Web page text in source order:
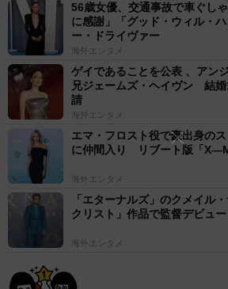
56歳女優、交通事故で車ぐし
に感謝」「グッド・ウィル・
ー・ドライヴァー
海外エンタメ
ゲイであることを公表 、アン
兄ジェームズ・ヘイヴン 結婚
請
海外エンタメ
エマ・フロスト役で豪出身の
に仲間入り リブート版「
海外エンタメ
「エターナルズ」のクメイル
クリスト」作品で監督デビュー
海外エンタメ